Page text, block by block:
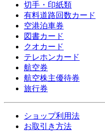
切手・印紙類
有料道路回数カード
空港泊車券
図書カード
クオカード
テレホンカード
航空券
航空株主優待券
旅行券
ショップ利用法
お取引き方法